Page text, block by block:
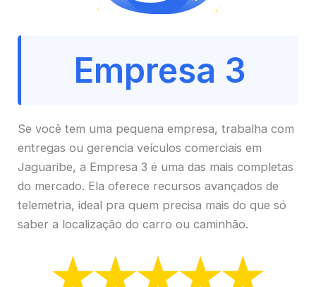
Empresa 3
Se você tem uma pequena empresa, trabalha com
entregas ou gerencia veículos comerciais em
Jaguaribe, a Empresa 3 é uma das mais completas
do mercado. Ela oferece recursos avançados de
telemetria, ideal pra quem precisa mais do que só
saber a localização do carro ou caminhão.